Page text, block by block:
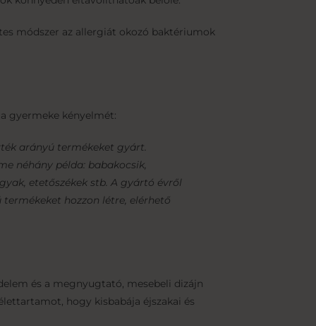
módszer az allergiát okozó baktériumok
gyermeke kényelmét:
arányú termékeket gyárt.
néhány példa: babakocsik,
etetőszékek stb. A gyártó évről
hozzon létre, elérhető
és a megnyugtató, mesebeli dizájn
hogy kisbabája éjszakai és